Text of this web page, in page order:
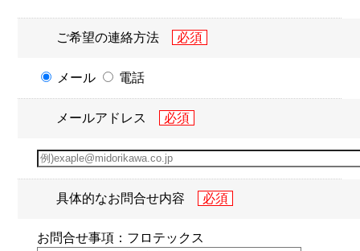
ご希望の連絡方法
メール 電話
メールアドレス
具体的なお問合せ内容
お問合せ事項：フロテックス